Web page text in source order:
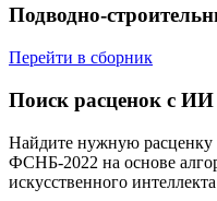
Подводно-
Перейти в сборник
Поиск расценок с ИИ
Найдите нужную расценку
ФСНБ-2022 на основе
искусственного интеллекта